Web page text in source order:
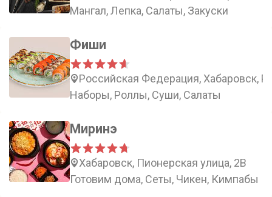
Мангал, Лепка, Салаты, Закуски
Фиши
Российская Федерация, Хабаровск,
Наборы, Роллы, Суши, Салаты
Миринэ
Хабаровск, Пионерская улица, 2В
Готовим дома, Сеты, Чикен, Кимпабы